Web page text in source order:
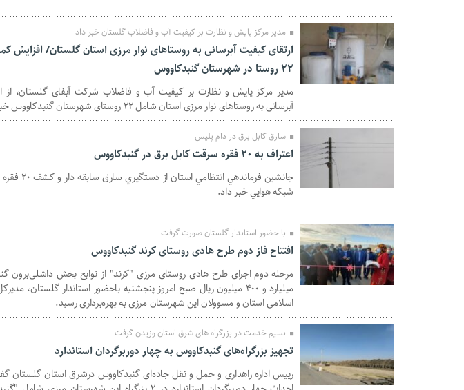
25 آبان 1399
مدیر مرکز پایش و نظارت بر کیفیت آب و فاضلاب گلستان خبر داد
ارتقای کیفیت آبرسانی به روستاهای نوار مرزی استان گلستان/
22 روستا در شهرستان گنبدکاووس
مدیر مرکز پایش و نظارت بر کیفیت آب و فاضلاب شرکت آبفای گلستان، از
آبرسانی به روستاهای نوار مرزی استان شامل 22 روستای شهرستان گنبدکاووس خبر داد.
سارق کابل برق در دام پلیس
اعتراف به 20 فقره سرقت كابل برق در گنبدكاووس
جانشين
شبكه هوايي خبر داد.
23 آبان 1399
با حضور استاندار گلستان صورت گرفت
افتتاح فاز دوم طرح هادی روستای کرند گنبدکاووس
میلیارد و ۴۰۰ میلیون ریال صبح امروز پنجشنبه باحضور استاندار گلستان،
اسلامی استان و مسوولان این شهرستان مرزی به بهره‌برداری رسید.
22 آبان 1399
نسیم خدمت در بزرگراه های شرق استان وزیدن گرفت
تجهیز بزرگراه‌های گنبدکاووس به چهار دوربرگردان‌ استاندارد
رییس اداره راهداری و حمل و نقل جاده‌ای گنبدکاووس درشرق استان گلستان